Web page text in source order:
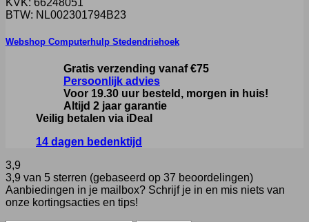
KVK: 66248051
BTW: NL002301794B23
Webshop Computerhulp Stedendriehoek
Gratis verzending vanaf €75
Persoonlijk advies
Voor 19.30 uur besteld, morgen in huis!
Altijd 2 jaar garantie
Veilig betalen via iDeal
14 dagen bedenktijd
3,9
3,9 van 5 sterren (gebaseerd op 37 beoordelingen)
Aanbiedingen in je mailbox? Schrijf je in en mis niets van
onze kortingsacties en tips!